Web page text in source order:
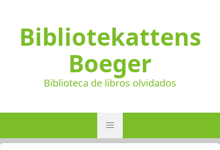
Bibliotekattens
Boeger
Biblioteca de libros olvidados